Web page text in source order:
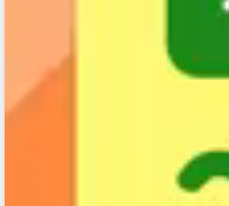
例えば、サポートでデバイス（PCなどのこと）のイ
このように、オプション加入で提供されるサービス全
てが無料になるわけではないことに注意しましょう。